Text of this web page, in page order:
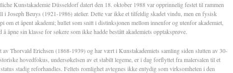
Kunstakademie Düsseldorf datert den 18. oktober 1988 var opprinnelig festet til rammen
i Joseph Beuys (1921-1986) atelier. Dette var ikke et tilfeldig skadet vindu, men en fysisk
om et åpent akademi; hullet som snitt i distinksjonen mellom innenfor og utenfor akademiet,
åpne sin klasse for søkere som ikke hadde bestått akademiets opptaksprøve.
av Thorvald Erichsen (1868-1939) og har vært i Kunstakademiets samling siden slutten av 30-
hovedfokus, undersøkelsen av et stabilt legeme, er i dag forflyttet fra malersalen til et
stadig reforhandles. Feltets romlighet avtegnes ikke entydig som virksomheten i den